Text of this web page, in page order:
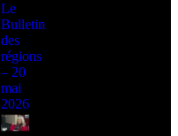
Le
Bulletin
des
régions
– 20
mai
2026